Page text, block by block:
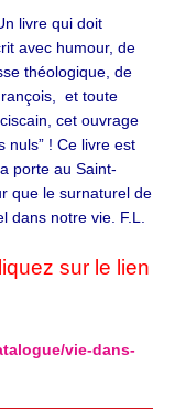
livre qui doit
avec humour, de
théologique, de
et toute
cet ouvrage
nuls” ! Ce livre est
porte au Saint-
que le surnaturel de
dans notre vie. F.L.
sur le lien
vie-dans-